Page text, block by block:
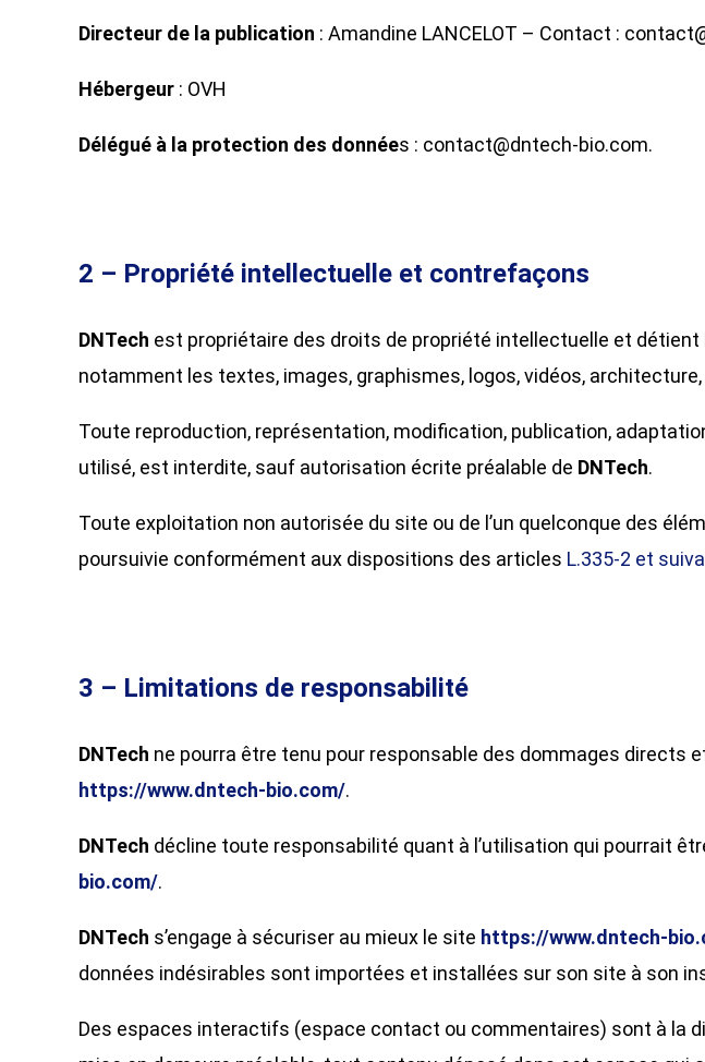
Directeur de la publication : Amandine LANCELOT – Contact :
Hébergeur : OVH
Délégué à la protection des données : contact@dntech-bio.com.
2 – Propriété intellectuelle et contrefaçons
DNTech est propriétaire des droits de propriété intellectuelle et
notamment les textes, images, graphismes, logos, vidéos,
​Toute reproduction, représentation, modification, publication,
utilisé, est interdite, sauf autorisation écrite préalable de DNTech.
​Toute exploitation non autorisée du site ou de l’un quelconque des
poursuivie conformément aux dispositions des articles L.335-2 et
3 – Limitations de responsabilité
DNTech ne pourra être tenu pour responsable des dommages directs
https://www.dntech-bio.com/.
DNTech décline toute responsabilité quant à l’utilisation qui pourrait
bio.com/.
DNTech s’engage à sécuriser au mieux le site https://www.dntech-
données indésirables sont importées et installées sur son site à son
Des espaces interactifs (espace contact ou commentaires) sont à la